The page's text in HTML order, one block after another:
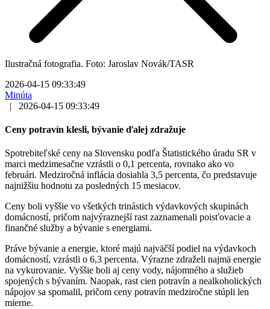
Ilustračná fotografia. Foto: Jaroslav Novák/TASR
2026-04-15 09:33:49
Minúta
|
2026-04-15 09:33:49
Ceny potravín klesli, bývanie ďalej zdražuje
Spotrebiteľské ceny na Slovensku podľa Štatistického úradu SR v
marci medzimesačne vzrástli o 0,1 percenta, rovnako ako vo
februári. Medziročná inflácia dosiahla 3,5 percenta, čo predstavuje
najnižšiu hodnotu za posledných 15 mesiacov.
Ceny boli vyššie vo všetkých trinástich výdavkových skupinách
domácností, pričom najvýraznejší rast zaznamenali poisťovacie a
finančné služby a bývanie s energiami.
Práve bývanie a energie, ktoré majú najväčší podiel na výdavkoch
domácností, vzrástli o 6,3 percenta. Výrazne zdraželi najmä energie
na vykurovanie. Vyššie boli aj ceny vody, nájomného a služieb
spojených s bývaním. Naopak, rast cien potravín a nealkoholických
nápojov sa spomalil, pričom ceny potravín medziročne stúpli len
mierne.